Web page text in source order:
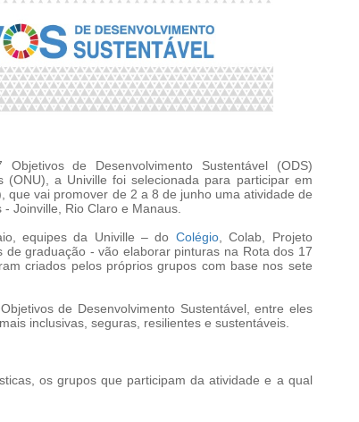
de Desenvolvimento Sustentável (ODS)
(ONU), a Univille foi selecionada para participar em
que vai promover de 2 a 8 de junho uma atividade de
Joinville, Rio Claro e Manaus.
equipes da Univille – do Colégio, Colab, Projeto
graduação - vão elaborar pinturas na Rota dos 17
criados pelos próprios grupos com base nos sete
de Desenvolvimento Sustentável, entre eles
inclusivas, seguras, resilientes e sustentáveis.
os grupos que participam da atividade e a qual